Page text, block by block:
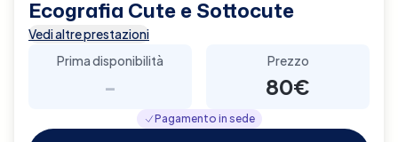
Ecografia Cute e Sottocute
Vedi altre prestazioni
Prima disponibilità
-
Prezzo
80€
Pagamento in sede